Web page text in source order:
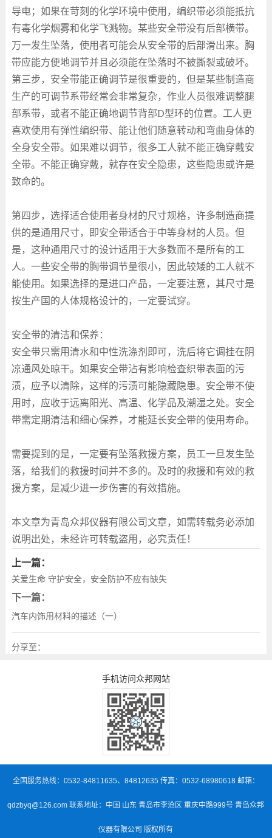
导电；如果在苛刻的化学环境中使用，编织带必须能抵抗
有毒化学烟雾和化学飞溅物。某些安全带没有后部横带。
万一发生坠落，使用者可能会从安全带的后部滑出来。胸
带应能方便地调节并且必须能在坠落时不被撕裂或破坏。
第三步，安全带能正确调节是很重要的，但是某些制造商
生产的可调节系带经常会非常复杂，作业人员很难调整腿
部系带，或者不能正确地调节背部D型环的位置。工人更
喜欢使用有弹性编织带、能让他们随意转动和弯曲身体的
全身安全带。如果难以调节，很多工人就不能正确穿戴安
全带。不能正确穿戴，就存在安全隐患，这些隐患或许是
致命的。
第四步，选择适合使用者身材的尺寸规格，许多制造商提
供的是通用尺寸，即安全带适合于中等身材的人员。但
是，这种通用尺寸的设计适用于大多数而不是所有的工
人。一些安全带的胸带调节量很小，因此较矮的工人就不
能使用。如果选择的是进口产品，一定要注意，其尺寸是
按生产国的人体规格设计的，一定要试穿。
安全带的清洁和保养：
安全带只需用清水和中性洗涤剂即可，洗后将它调挂在阴
凉通风处晾干。如果安全带沾有影响检查织带表面的污
渍，应予以清除，这样的污渍可能隐藏隐患。安全带不使
用时，应收于远离阳光、高温、化学品及潮湿之处。安全
带需定期清洁和细心保养，才能延长安全带的使用寿命。
需要提到的是，一定要有坠落救援方案，员工一旦发生坠
落，给我们的救援时间并不多的。及时的救援和有效的救
援方案，是减少进一步伤害的有效措施。
本文章为青岛众邦仪器有限公司文章，如需转载务必添加
说明出处，未经许可转载盗用，必究责任！
上一篇：
关爱生命 守护安全，安全防护不应有缺失
下一篇：
汽车内饰用材料的描述（一）
分享至：
手机访问众邦网站
全国服务热线：0532-84811635、84812635 传真：0532-68980618 邮箱：
qdzbyq@126.com 联系地址：中国 山东 青岛市李沧区 重庆中路999号 青岛众邦
仪器有限公司 版权所有